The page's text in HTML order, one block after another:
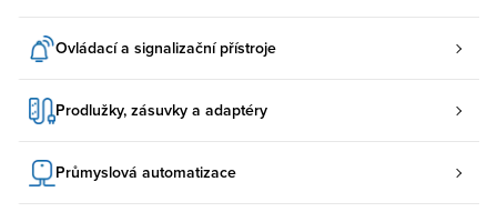
Ovládací a signalizační přístroje
Prodlužky, zásuvky a adaptéry
Průmyslová automatizace